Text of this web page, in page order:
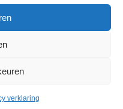
verklaring